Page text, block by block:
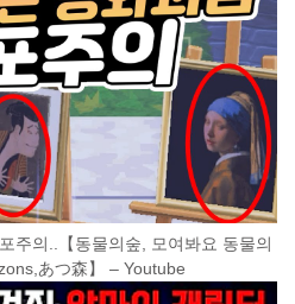
주의..【동물의숲, 모여봐요 동물의
あつ森】 – Youtube